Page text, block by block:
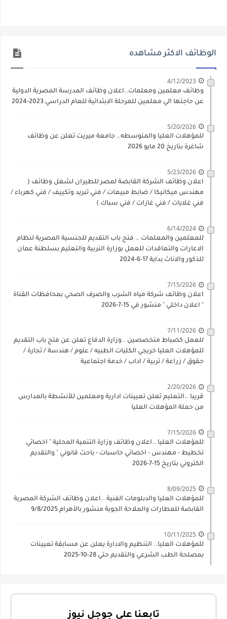
الوظائف الاكثر مشاهده
4/12/2023
وظائف معلمين ومعلمات..اعلان وظائف المدرسة المصرية الدولية
عن حاجتها الي معلمين للمرحلة الابتدائية للعام الدراسي 2023-2024
5/20/2026
للمؤهلات العليا والمتوسطه.. جامعة ميريت تعلن عن وظائف
شاغرة بتاريخ 20 مايو 2026
5/23/2026
اعلان وظائف الشركة القابضة لمصر للطيران لشغل وظائف (
مهندس ميكانيكا / ضابط مبيعات / فني تبريد وتكييف / فني كهرباء /
فني غلايات / فني غازات / فني سباك )
6/14/2024
للمعلمين والمعلمات .. فتح باب التقديم للجنسية المصرية لنظام
الاعارات والتعاقدات للعمل بوزارة التربية والتعليم بسلطنة عمان
للذكور والاناث بداية 17-6-2024
7/15/2026
اعلان وظائف شركة مياه الشرب والصرف الصحي بمحافظات القناة
" اعلان داخلي " منشور في 15-7-2026
7/11/2026
للعمل كضباط متخصصين ..وزارة الدفاع تعلن عن فتح باب التقديم
للمؤهلات العليا خريجي الكليات الطبيه / علوم / هندسة / تجارة /
حقوق / زراعة / تربية / اداب / خدمة اجتماعية
2/20/2026
قريبا ..التعليم تعلن تعيينات ادارية ومعلمين للأنشطة بالمدارس
من حملة المؤهلات العليا
7/15/2026
للمؤهلات العليا ..اعلان وظائف وزارة التنمية المحلية " اخصائي
تخطيط - مهندس - اخصائي حاسبات - باحث قانوني " والتقديم
الكتروني بتاريخ 15-7-2026
8/09/2025
للمؤهلات العليا والدبلومات الفنية ..اعلان وظائف الشركة المصرية
القابضة للمطارات والملاحة الجوية منشور بالأهرام 9/8/2025
10/11/2025
للمؤهلات العليا.. التنظيم والادارة يعلن عن مسابقة تعيينات
بمصلحة الطب الشرعي والتقديم حتي 28-10-2025
تابعنا على جوجل نيوز